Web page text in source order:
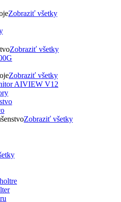
Zobraziť všetky
Zobraziť všetky
Zobraziť všetky
Zobraziť všetky